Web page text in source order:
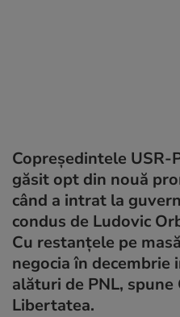
Copreședintele USR-
găsit opt din nouă
când a intrat la
condus de Ludovic
Cu restanțele pe
negocia în
alături de PNL,
Libertatea.